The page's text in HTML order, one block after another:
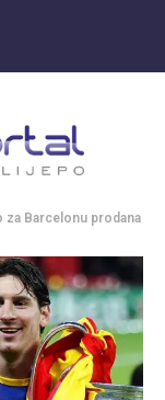
Barcelonu prodana